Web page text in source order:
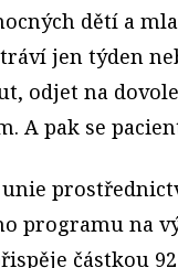
dětí a
jen týden
odjet na
A pak se
unie
programu na
částkou